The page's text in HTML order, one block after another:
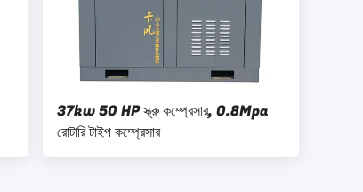
37kw 50 HP স্ক্রু কম্প্রেসার, 0.8Mpa
রোটারি টাইপ কম্প্রেসার